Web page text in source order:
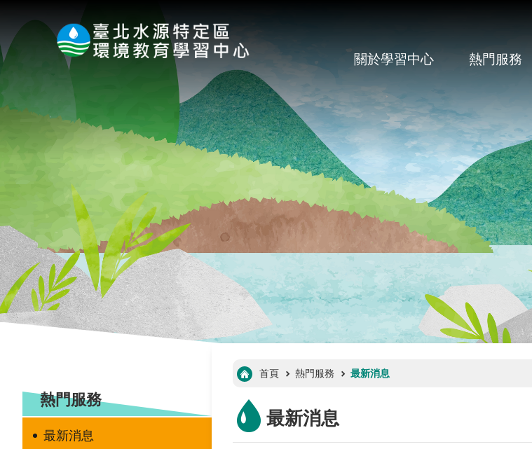
關於學習中心 熱門服務
::: 熱門服務
最新消息
首頁 熱門服務 最新消息
最新消息